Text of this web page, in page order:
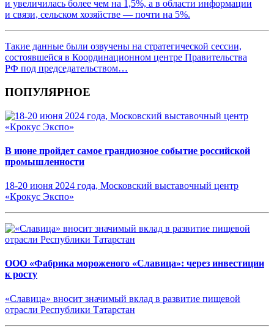
и увеличилась более чем на 1,5%, а в области информации
и связи, сельском хозяйстве — почти на 5%.
Такие данные были озвучены на стратегической сессии,
состоявшейся в Координационном центре Правительства
РФ под председательством…
ПОПУЛЯРНОЕ
В июне пройдет самое грандиозное событие российской
промышленности
18-20 июня 2024 года, Московский выставочный центр
«Крокус Экспо»
ООО «Фабрика мороженого «Славица»: через инвестиции
к росту
«Славица» вносит значимый вклад в развитие пищевой
отрасли Республики Татарстан